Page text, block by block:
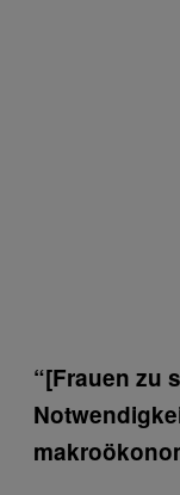
“[Frauen zu